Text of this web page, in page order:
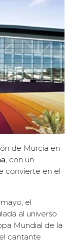
de Murcia en
, con un
convierte en el
el
al universo
Mundial de la
cantante